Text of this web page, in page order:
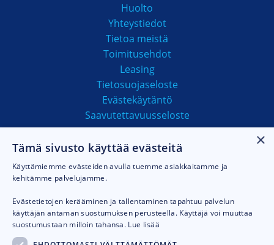
Huolto
Yhteystiedot
Tietoa meistä
Toimitusehdot
Leasing
Tietosuojaseloste
Evästekäytäntö
Saavutettavuusseloste
MAKSUTAVAT
×
Tämä sivusto käyttää evästeitä
Käyttämiemme evästeiden avulla tuemme asiakkaitamme ja
kehitämme palvelujamme.
Evästetietojen kerääminen ja tallentaminen tapahtuu palvelun
käyttäjän antaman suostumuksen perusteella. Käyttäjä voi muuttaa
suostumustaan milloin tahansa. Lue lisää